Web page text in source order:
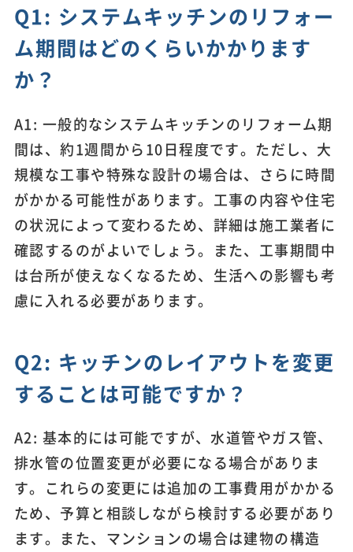
Q1: システムキッチンのリフォー
ム期間はどのくらいかかります
か？
A1: 一般的なシステムキッチンのリフォーム期
間は、約1週間から10日程度です。ただし、大
規模な工事や特殊な設計の場合は、さらに時間
がかかる可能性があります。工事の内容や住宅
の状況によって変わるため、詳細は施工業者に
確認するのがよいでしょう。また、工事期間中
は台所が使えなくなるため、生活への影響も考
慮に入れる必要があります。
Q2: キッチンのレイアウトを変更
することは可能ですか？
A2: 基本的には可能ですが、水道管やガス管、
排水管の位置変更が必要になる場合がありま
す。これらの変更には追加の工事費用がかかる
ため、予算と相談しながら検討する必要があり
ます。また、マンションの場合は建物の構造